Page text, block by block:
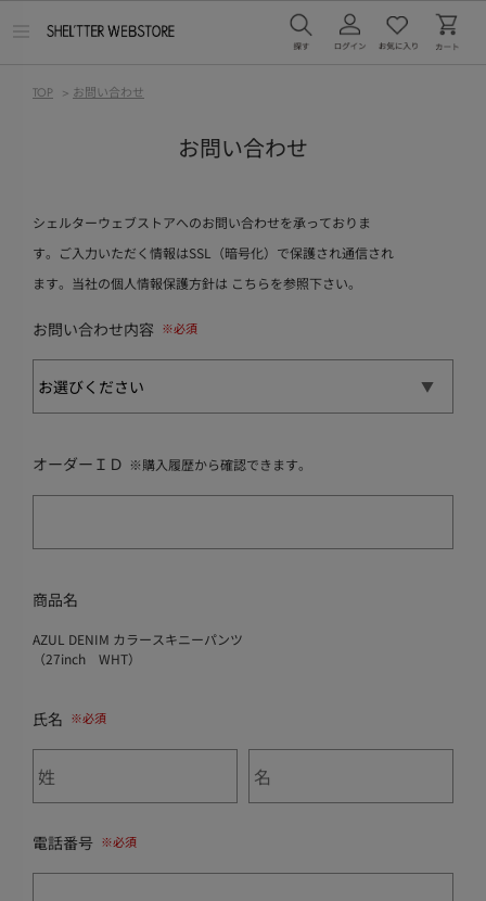
TOP > お問い合わせ
お問い合わせ
シェルターウェブストアへのお問い合わせを承っておりま
す。ご入力いただく情報はSSL（暗号化）で保護され通信され
ます。当社の個人情報保護方針は こちらを参照下さい。
お問い合わせ内容
オーダーＩＤ ※購入履歴から確認できます。
商品名
AZUL DENIM カラースキニーパンツ
（27inch WHT）
氏名
電話番号